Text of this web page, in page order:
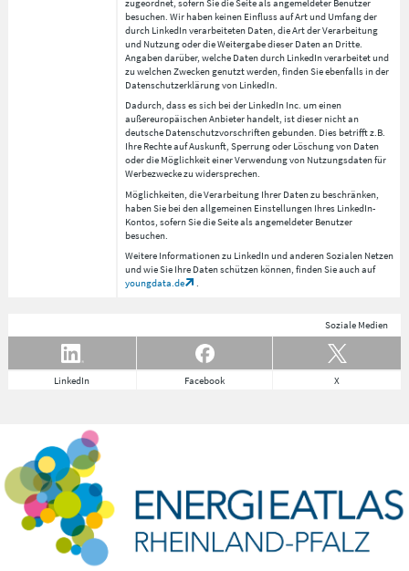
besuchen. Wir haben keinen Einfluss auf Art und Umfang der
durch LinkedIn verarbeiteten Daten, die Art der Verarbeitung
und Nutzung oder die Weitergabe dieser Daten an Dritte.
Angaben darüber, welche Daten durch LinkedIn verarbeitet und
zu welchen Zwecken genutzt werden, finden Sie ebenfalls in der
Datenschutzerklärung von LinkedIn.
Dadurch, dass es sich bei der LinkedIn Inc. um einen
außereuropäischen Anbieter handelt, ist dieser nicht an
deutsche Datenschutzvorschriften gebunden. Dies betrifft z.B.
Ihre Rechte auf Auskunft, Sperrung oder Löschung von Daten
oder die Möglichkeit einer Verwendung von Nutzungsdaten für
Werbezwecke zu widersprechen.
Möglichkeiten, die Verarbeitung Ihrer Daten zu beschränken,
haben Sie bei den allgemeinen Einstellungen Ihres LinkedIn-
Kontos, sofern Sie die Seite als angemeldeter Benutzer
besuchen.
Weitere Informationen zu LinkedIn und anderen Sozialen Netzen
und wie Sie Ihre Daten schützen können, finden Sie auch auf
youngdata.de
.
Soziale Medien
LinkedIn Facebook X